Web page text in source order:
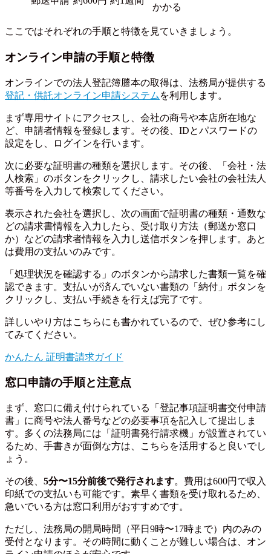
かかる
ここではそれぞれの手順と特徴を見ていきましょう。
オンライン申請の手順と特徴
オンラインでの法人登記簿謄本の取得は、法務局が提供する
登記・供託オンライン申請システム を利用します。
まず専用サイトにアクセスし、会社の商号や本店所在地な
ど、申請者情報を登録します。その後、IDとパスワードの
設定をし、ログインを行います。
次に必要な証明書の種類を選択します。その後、「会社・法
人検索」のボタンをクリックし、請求したい会社の会社法人
等番号を入力して検索してください。
表示された会社を選択し、次の画面で証明書の種類・通数な
どの請求書情報を入力したら、受け取り方法（郵送か窓口
か）などの請求者情報を入力し送信ボタンを押します。あと
は費用の支払いのみです。
「処理状況を確認する」のボタンから請求した書類一覧を確
認できます。支払いが済んでいない書類の「納付」ボタンを
クリックし、支払い手続きを行えば完了です。
詳しいやり方はこちらにも書かれているので、ぜひ参考にし
てみてください。
かんたん 証明書請求ガイド
窓口申請の手順と注意点
まず、窓口に備え付けられている「登記事項証明書交付申請
書」に商号や法人番号などの必要事項を記入して提出しま
す。多くの法務局には「証明書発行請求機」が設置されてい
るため、手書きが面倒な方は、こちらを活用すると良いでし
ょう。
その後、 5分〜15分前後で発行されます。費用は600円で収入
印紙での支払いも可能です。素早く書類を受け取れるため、
急いでいる方は窓口利用がおすすめです。
ただし、法務局の開局時間（平日9時〜17時まで）内のみの
受付となります。その時間に動くことが難しい場合は、オン